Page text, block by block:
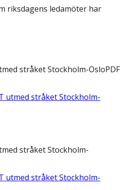
riksdagens ledamöter har
stråket Stockholm-OsloPDF
utmed stråket Stockholm-
stråket Stockholm-
utmed stråket Stockholm-